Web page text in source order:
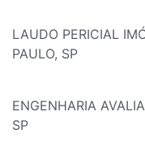
LAUDO PERICIAL
PAULO, SP
ENGENHARIA
SP